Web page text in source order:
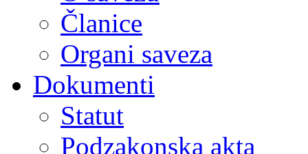
Članice
Organi saveza
Dokumenti
Statut
Podzakonska akta